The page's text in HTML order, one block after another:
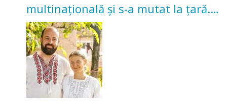
multinațională și s-a mutat la țară.
Acum cultivă legume în grădina
bunicilor